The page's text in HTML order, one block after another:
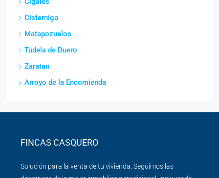
Cisterniga
Matapozuelos
Tudela de Duero
Zaratan
Arroyo de la Encomienda
FINCAS CASQUERO
Solución para la venta de tu vivienda. Seguimos las